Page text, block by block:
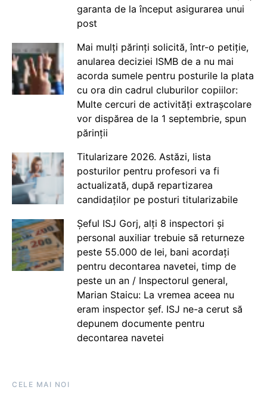
garanta de la început asigurarea unui
post
Mai mulți părinți solicită, într-o petiție,
anularea deciziei ISMB de a nu mai
acorda sumele pentru posturile la plata
cu ora din cadrul cluburilor copiilor:
Multe cercuri de activități extrașcolare
vor dispărea de la 1 septembrie, spun
părinții
Titularizare 2026. Astăzi, lista
posturilor pentru profesori va fi
actualizată, după repartizarea
candidaților pe posturi titularizabile
Șeful ISJ Gorj, alți 8 inspectori și
personal auxiliar trebuie să returneze
peste 55.000 de lei, bani acordați
pentru decontarea navetei, timp de
peste un an / Inspectorul general,
Marian Staicu: La vremea aceea nu
eram inspector șef. ISJ ne-a cerut să
depunem documente pentru
decontarea navetei
CELE MAI NOI